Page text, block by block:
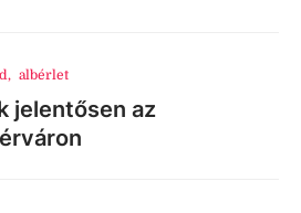
, albérlet
jelentősen az